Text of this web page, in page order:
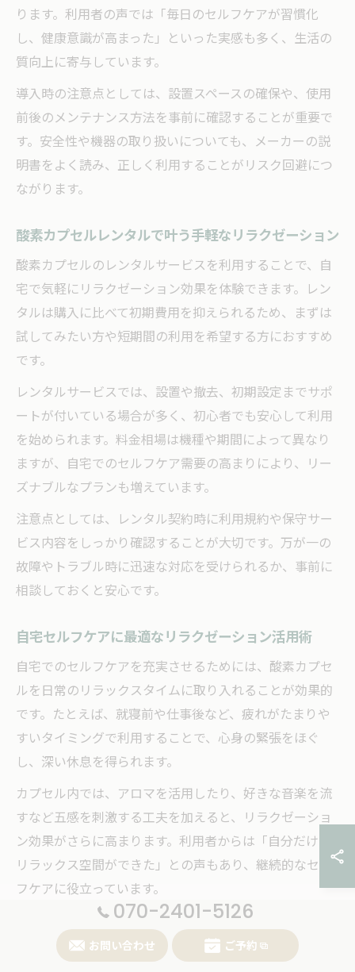
ります。利用者の声では「毎日のセルフケアが習慣化
し、健康意識が高まった」といった実感も多く、生活の
質向上に寄与しています。
導入時の注意点としては、設置スペースの確保や、使用
前後のメンテナンス方法を事前に確認することが重要で
す。安全性や機器の取り扱いについても、メーカーの説
明書をよく読み、正しく利用することがリスク回避につ
ながります。
酸素カプセルレンタルで叶う手軽なリラクゼーション
酸素カプセルのレンタルサービスを利用することで、自
宅で気軽にリラクゼーション効果を体験できます。レン
タルは購入に比べて初期費用を抑えられるため、まずは
試してみたい方や短期間の利用を希望する方におすすめ
です。
レンタルサービスでは、設置や撤去、初期設定までサポ
ートが付いている場合が多く、初心者でも安心して利用
を始められます。料金相場は機種や期間によって異なり
ますが、自宅でのセルフケア需要の高まりにより、リー
ズナブルなプランも増えています。
注意点としては、レンタル契約時に利用規約や保守サー
ビス内容をしっかり確認することが大切です。万が一の
故障やトラブル時に迅速な対応を受けられるか、事前に
相談しておくと安心です。
自宅セルフケアに最適なリラクゼーション活用術
自宅でのセルフケアを充実させるためには、酸素カプセ
ルを日常のリラックスタイムに取り入れることが効果的
です。たとえば、就寝前や仕事後など、疲れがたまりや
すいタイミングで利用することで、心身の緊張をほぐ
し、深い休息を得られます。
カプセル内では、アロマを活用したり、好きな音楽を流
すなど五感を刺激する工夫を加えると、リラクゼーショ
ン効果がさらに高まります。利用者からは「自分だけの
リラックス空間ができた」との声もあり、継続的なセル
フケアに役立っています。
ただし、利用前には体調をチェックし、発熱や体調不良
時は無理に使用しないよう注意しましょう。また、長時
間の連続利用は逆効果になることもあるため、適度な時
070-2401-5126
お問い合わせ ご予約